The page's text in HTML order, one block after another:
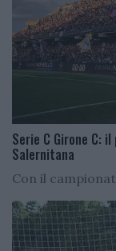
Serie C Girone C:
Salernitana
Con il